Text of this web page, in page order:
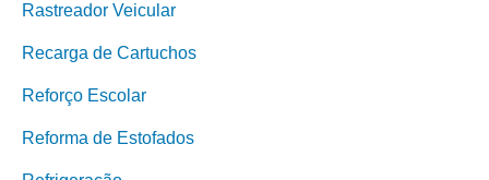
Rastreador Veicular
Recarga de Cartuchos
Reforço Escolar
Reforma de Estofados